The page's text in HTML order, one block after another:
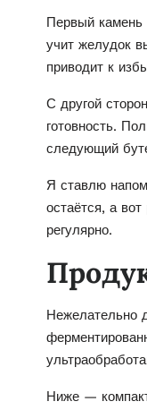
Первый камень
учит желудок
приводит к
С другой
готовность.
следующий
Я ставлю
остаётся, а
регулярно.
Нежелательно
Ниже —